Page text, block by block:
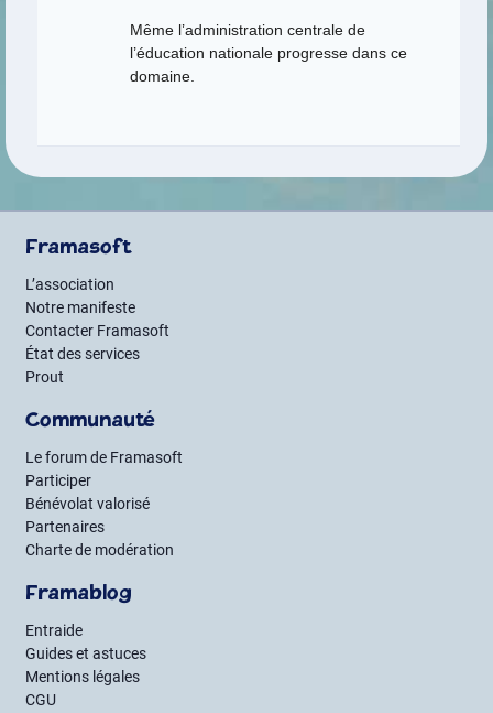
Même l’administration centrale de
l’éducation nationale progresse dans ce
domaine.
Framasoft
L’association
Notre manifeste
Contacter Framasoft
État des services
Prout
Communauté
Le forum de Framasoft
Participer
Bénévolat valorisé
Partenaires
Charte de modération
Framablog
Entraide
Guides et astuces
Mentions légales
CGU